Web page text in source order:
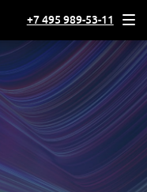
+7 495 989-53-11